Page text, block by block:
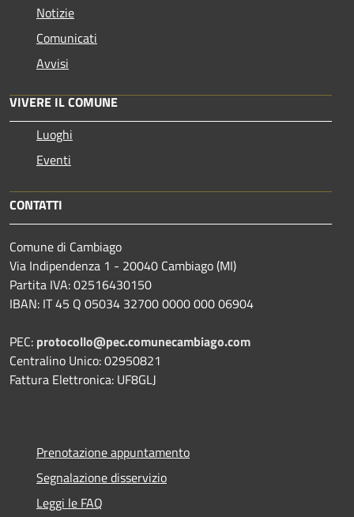
Notizie
Comunicati
Avvisi
VIVERE IL COMUNE
Luoghi
Eventi
CONTATTI
Comune di Cambiago
Via Indipendenza 1 - 20040 Cambiago (MI)
Partita IVA: 02516430150
IBAN: IT 45 Q 05034 32700 0000 000 06904
PEC: protocollo@pec.comunecambiago.com
Centralino Unico: 02950821
Fattura Elettronica: UF8GLJ
Prenotazione appuntamento
Segnalazione disservizio
Leggi le FAQ